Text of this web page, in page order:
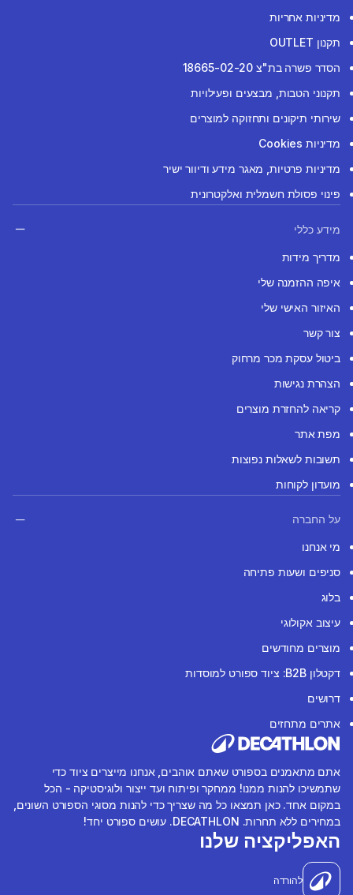
מדיניות אחריות
תקנון OUTLET
הסדר פשרה בת"צ 18665-02-20
תקנוני הטבות, מבצעים ופעילויות
שירותי תיקונים ותחזוקה למוצרים
מדיניות Cookies
מדיניות פרטיות, מאגר מידע ודיוור ישיר
פינוי פסולת חשמלית ואלקטרונית
מידע כללי
מדריך מידות
איפה ההזמנה שלי
האיזור האישי שלי
צור קשר
ביטול עסקת מכר מרחוק
הצהרת נגישות
קריאה להחזרת מוצרים
מפת אתר
תשובות לשאלות נפוצות
מועדון לקוחות
על החברה
מי אנחנו
סניפים ושעות פתיחה
בלוג
עיצוב אקולוגי
מוצרים מחודשים
דקטלון B2B: ציוד ספורט למוסדות
דרושים
אתרים מתחזים
אתם מתאמנים בספורט שאתם אוהבים, אנחנו מייצרים ציוד כדי
שתמשיכו להנות ממנו! ממחקר ופיתוח ועד ייצור ולוגיסטיקה - הכל
במקום אחד. כאן תמצאו כל מה שצריך כדי להנות מסוגי הספורט השונים,
במחירים ללא תחרות. DECATHLON. עושים ספורט יחד!
האפליקציה שלנו
להורדה